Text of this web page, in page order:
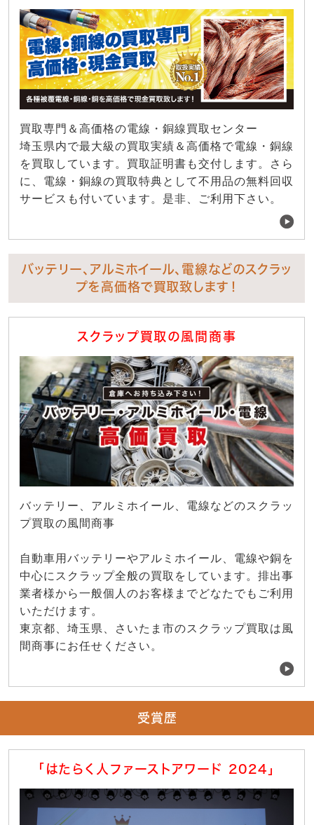
買取専門＆高価格の電線・銅線買取センター
埼玉県内で最大級の買取実績＆高価格で電線・銅線
を買取しています。買取証明書も交付します。さら
に、電線・銅線の買取特典として不用品の無料回収
サービスも付いています。是非、ご利用下さい。
バッテリー、アルミホイール、電線などのスクラッ
プを高価格で買取致します！
スクラップ買取の風間商事
バッテリー、アルミホイール、電線などのスクラッ
プ買取の風間商事
自動車用バッテリーやアルミホイール、電線や銅を
中心にスクラップ全般の買取をしています。排出事
業者様から一般個人のお客様までどなたでもご利用
いただけます。
東京都、埼玉県、さいたま市のスクラップ買取は風
間商事にお任せください。
受賞歴
「はたらく人ファーストアワード 2024」